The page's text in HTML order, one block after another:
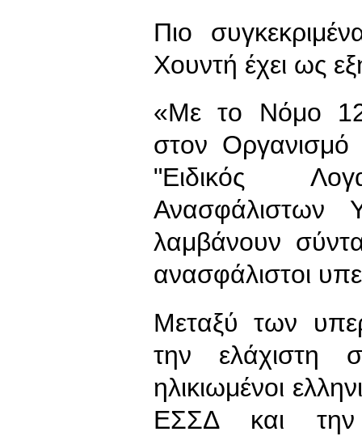
Πιο
Χουντή έχει ως
«Με το Νόμο
στον
"Ειδικός
Ανασφάλιστων
λαμβάνουν
ανασφάλιστοι
Μεταξύ των
την ελάχιστη
ηλικιωμένοι
ΕΣΣΔ και